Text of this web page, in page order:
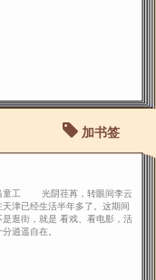
加书签
童工 光阴荏苒，转眼间李云
天津已经生活半年多了。这期间
是逛街，就是 看戏、看电影，活
逍遥自在。